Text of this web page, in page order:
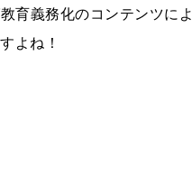
育義務化のコンテンツによ
よね！